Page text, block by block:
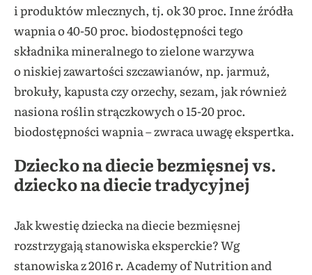
i produktów mlecznych, tj. ok 30 proc. Inne źródła
wapnia o 40-50 proc. biodostępności tego
składnika mineralnego to zielone warzywa
o niskiej zawartości szczawianów, np. jarmuż,
brokuły, kapusta czy orzechy, sezam, jak również
nasiona roślin strączkowych o 15-20 proc.
biodostępności wapnia – zwraca uwagę ekspertka.
Dziecko na diecie bezmięsnej vs.
dziecko na diecie tradycyjnej
Jak kwestię dziecka na diecie bezmięsnej
rozstrzygają stanowiska eksperckie? Wg
stanowiska z 2016 r. Academy of Nutrition and